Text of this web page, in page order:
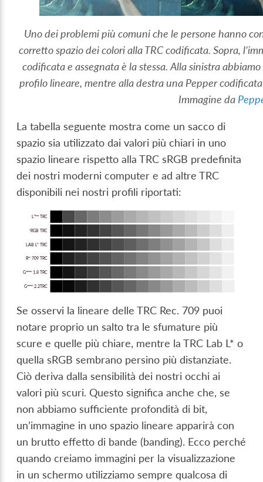
Uno dei problemi più comuni che le persone hanno
corretto spazio dei colori alla TRC codificata. Sopra,
codificata e assegnata è la stessa. Alla sinistra
profilo lineare, mentre alla destra una Pepper
Immagine da
La tabella seguente mostra come un sacco di
spazio sia utilizzato dai valori più chiari in uno
spazio lineare rispetto alla TRC sRGB predefinita
dei nostri moderni computer e ad altre TRC
disponibili nei nostri profili riportati:
Se osservi la lineare delle TRC Rec. 709 puoi
notare proprio un salto tra le sfumature più
scure e quelle più chiare, mentre la TRC Lab L* o
quella sRGB sembrano persino più distanziate.
Ciò deriva dalla sensibilità dei nostri occhi ai
valori più scuri. Questo significa anche che, se
non abbiamo sufficiente profondità di bit,
un’immagine in uno spazio lineare apparirà con
un brutto effetto di bande (banding). Ecco perché
quando creiamo immagini per la visualizzazione
in un schermo utilizziamo sempre qualcosa di